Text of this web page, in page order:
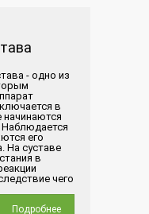
- одно из
в
начинаются
его
На суставе
в
чего
Подробнее